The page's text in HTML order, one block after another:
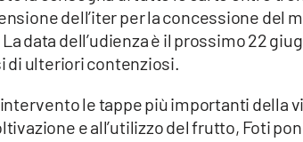
dell’iter per la concessione del
La data dell’udienza è il prossimo 22
di ulteriori contenziosi.
le tappe più importanti della
e all’utilizzo del frutto, Foti